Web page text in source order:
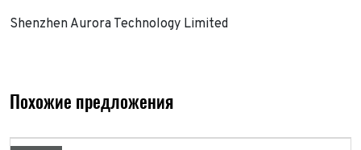
Shenzhen Aurora Technology Limited
Похожие предложения
ФИО*
Телефон*
Заявка на оценку
ФИО*